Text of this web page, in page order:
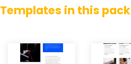
Templates in this pack